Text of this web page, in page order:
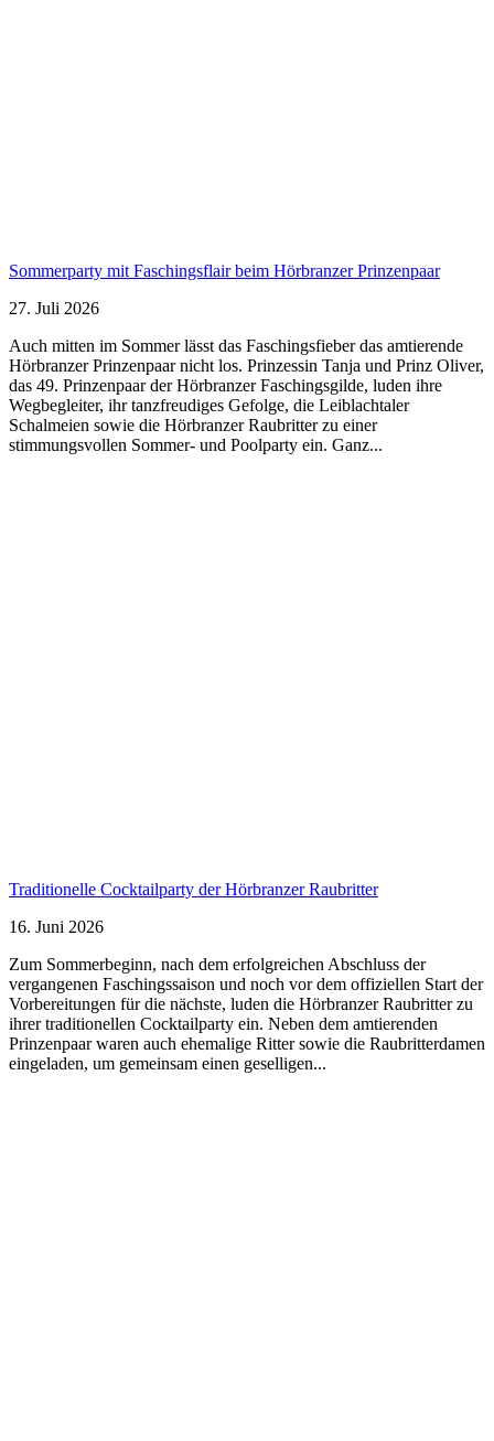
Sommerparty mit Faschingsflair beim Hörbranzer Prinzenpaar
27. Juli 2026
Auch mitten im Sommer lässt das Faschingsfieber das amtierende
Hörbranzer Prinzenpaar nicht los. Prinzessin Tanja und Prinz Oliver,
das 49. Prinzenpaar der Hörbranzer Faschingsgilde, luden ihre
Wegbegleiter, ihr tanzfreudiges Gefolge, die Leiblachtaler
Schalmeien sowie die Hörbranzer Raubritter zu einer
stimmungsvollen Sommer- und Poolparty ein. Ganz...
Traditionelle Cocktailparty der Hörbranzer Raubritter
16. Juni 2026
Zum Sommerbeginn, nach dem erfolgreichen Abschluss der
vergangenen Faschingssaison und noch vor dem offiziellen Start der
Vorbereitungen für die nächste, luden die Hörbranzer Raubritter zu
ihrer traditionellen Cocktailparty ein. Neben dem amtierenden
Prinzenpaar waren auch ehemalige Ritter sowie die Raubritterdamen
eingeladen, um gemeinsam einen geselligen...